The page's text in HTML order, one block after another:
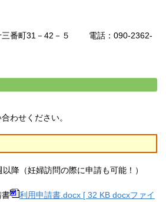
番町31－42－５ 電話：090-2362-
わせください。
降（妊婦訪問の際に申請も可能！）
利用申請書.docx [ 32 KB docxファイ